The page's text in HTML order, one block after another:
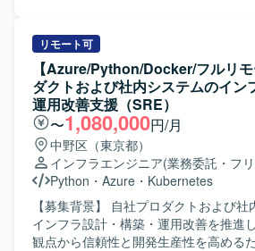
な強みとなる環境です。 【開発環境】 AWS、Red Hat
Linux、Openframe、HULFT8/10、
IM3、OpenMagic、Tiberoなどの環境
運用設計を行っております。
す。AWS特有のネットワーク設定につ
容を確認しながら設計・設定を進めてい
める人物像】 与えられた手順や要件を
環境構築作業を進められる方を求めて
ミュニケーションを取りながら、不明
し、段階的に環境を仕上げていける方です。 【ポジ
の魅力】 オンプレミスからクラウドへ
ことで、AWS上でのネットワーク設計
験を積むことができます。既存手順書
も、クラウド特有の設計検討にも携わ
【開発環境】 AWS上の各種サービス
系）を用いた開発環境構築となります。
リモート可
【Azure/Python/Docker/フルリ
ダクトおよび社内システムのイン
運用改善支援（SRE）
〜1,080,000円/月
中野区（東京都）
インフラエンジニア(業務委託・フ
Python ・ Azure ・ Kubernetes
【募集背景】 自社プロダクトおよび
インフラ設計・構築・運用改善を推進
観点から信頼性と開発生産性を高める